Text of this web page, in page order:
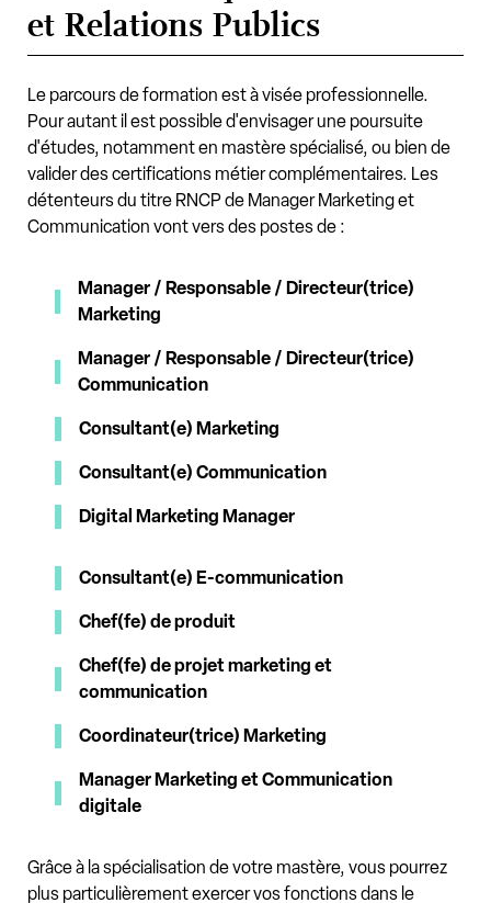
et Relations Publics
Le parcours de formation est à visée professionnelle.
Pour autant il est possible d'envisager une poursuite
d'études, notamment en mastère spécialisé, ou bien de
valider des certifications métier complémentaires. Les
détenteurs du titre RNCP de Manager Marketing et
Communication vont vers des postes de :
Manager / Responsable / Directeur(trice)
Marketing
Manager / Responsable / Directeur(trice)
Communication
Consultant(e) Marketing
Consultant(e) Communication
Digital Marketing Manager
Consultant(e) E-communication
Chef(fe) de produit
Chef(fe) de projet marketing et
communication
Coordinateur(trice) Marketing
Manager Marketing et Communication
digitale
Grâce à la spécialisation de votre mastère, vous pourrez
plus particulièrement exercer vos fonctions dans le